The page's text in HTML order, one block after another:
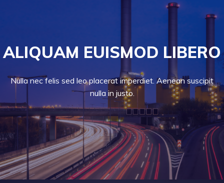
ALIQUAM EUISMOD LIBERO
Nulla nec felis sed leo placerat imperdiet. Aenean suscipit
nulla in justo.